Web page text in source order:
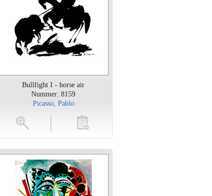
Bullfight I - horse air
Nummer: 8159
Picasso, Pablo
toevoegen